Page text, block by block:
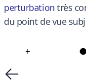
perturbation très
du point de vue
+ ●